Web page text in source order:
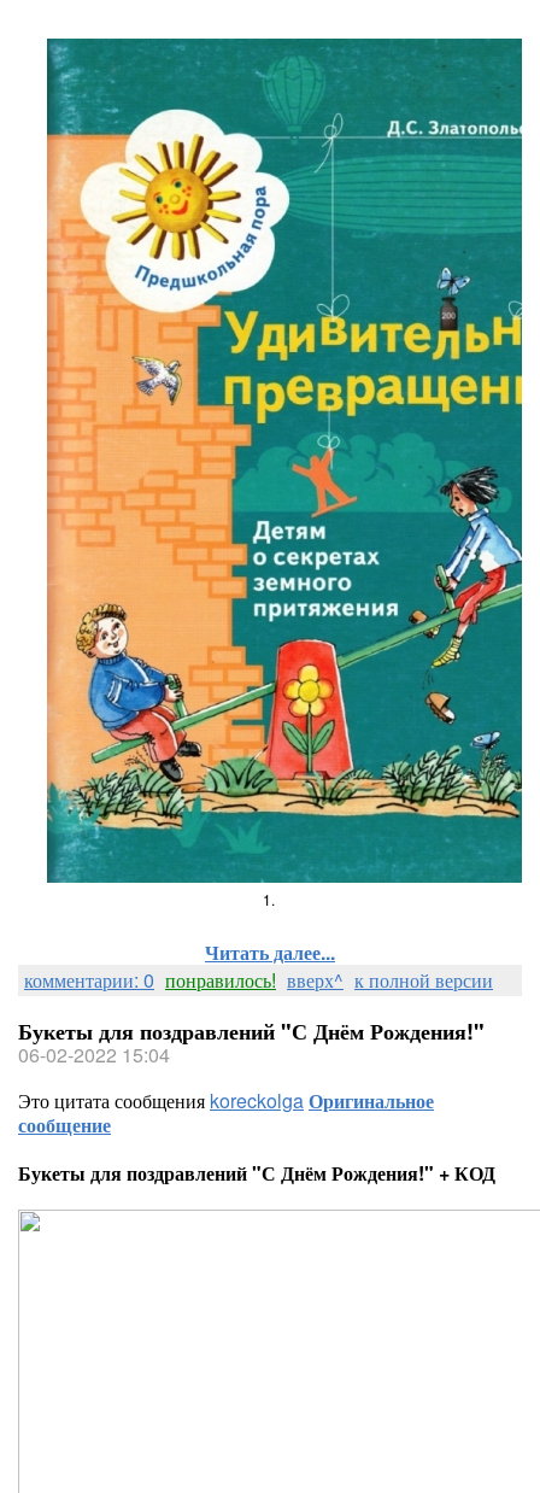
1.
Читать далее...
комментарии: 0 понравилось! вверх^ к полной версии
Букеты для поздравлений "С Днём Рождения!"
06-02-2022 15:04
Это цитата сообщения koreckolgaОригинальное
сообщение
Букеты для поздравлений "С Днём Рождения!" + КОД